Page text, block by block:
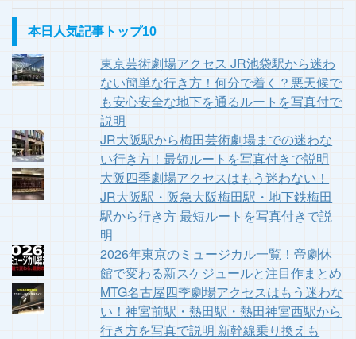
本日人気記事トップ10
東京芸術劇場アクセス JR池袋駅から迷わ
ない簡単な行き方！何分で着く？悪天候で
も安心安全な地下を通るルートを写真付で
説明
JR大阪駅から梅田芸術劇場までの迷わな
い行き方！最短ルートを写真付きで説明
大阪四季劇場アクセスはもう迷わない！
JR大阪駅・阪急大阪梅田駅・地下鉄梅田
駅から行き方 最短ルートを写真付きで説
明
2026年東京のミュージカル一覧！帝劇休
館で変わる新スケジュールと注目作まとめ
MTG名古屋四季劇場アクセスはもう迷わな
い！神宮前駅・熱田駅・熱田神宮西駅から
行き方を写真で説明 新幹線乗り換えも